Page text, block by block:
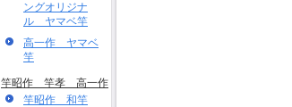
ングオリジナ
ル ヤマベ竿
高一作 ヤマベ
竿
竿昭作 竿孝 高一作
竿昭作 和竿